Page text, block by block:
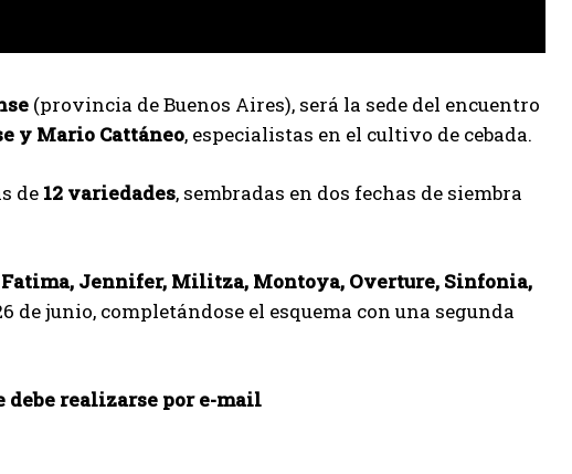
(provincia de Buenos Aires), será la sede del encuentro
y Mario Cattáneo, especialistas en el cultivo de cebada.
de 12 variedades, sembradas en dos fechas de siembra
Jennifer, Militza, Montoya, Overture, Sinfonia,
de junio, completándose el esquema con una segunda
realizarse por e-mail